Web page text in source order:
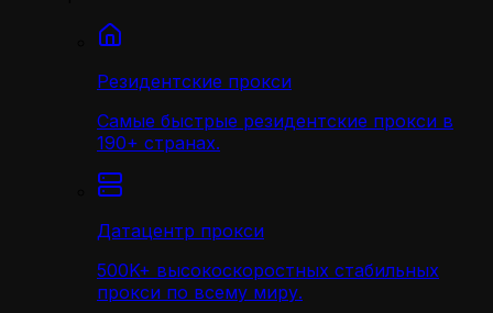
Резидентские прокси
Самые быстрые резидентские прокси в
190+ странах.
Датацентр прокси
500K+ высокоскоростных стабильных
прокси по всему миру.